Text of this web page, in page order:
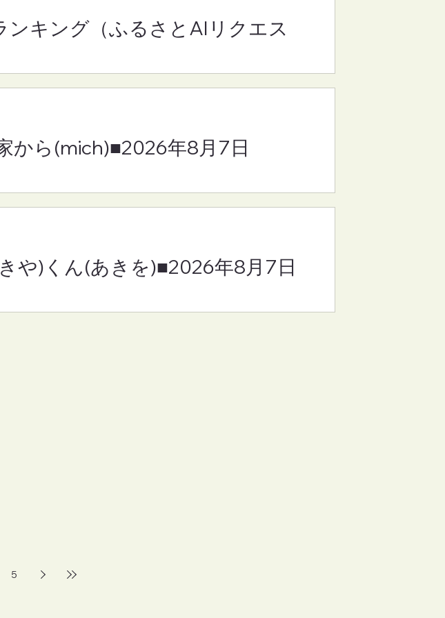
YRC】となりの崎谷(さ
ンキング（ふるさとAIリクエス
から(mich)■2026年8月7日
や)くん(あきを)■2026年8月7日
5